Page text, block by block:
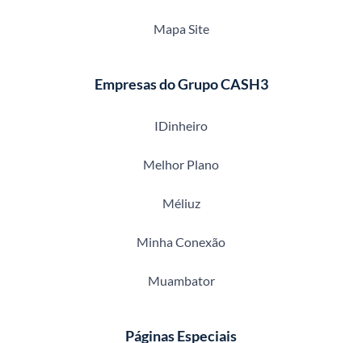
Mapa Site
Empresas do Grupo CASH3
IDinheiro
Melhor Plano
Méliuz
Minha Conexão
Muambator
Páginas Especiais